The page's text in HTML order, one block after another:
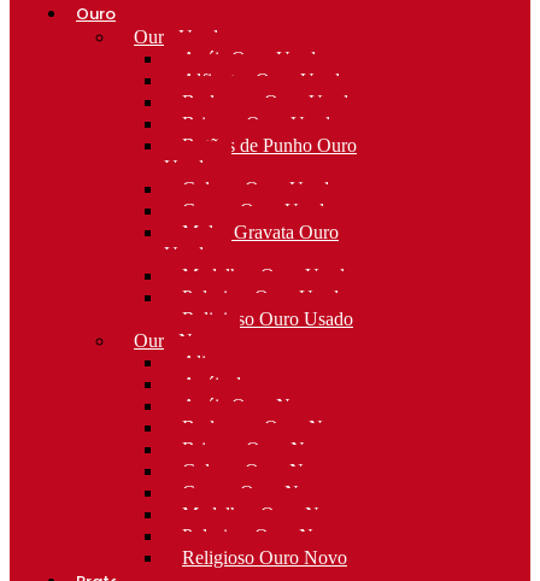
Ouro
Ouro Usado
Anéis Ouro Usado
Alfinetes Ouro Usado
Berloques Ouro Usado
Brincos Ouro Usado
Botões de Punho Ouro
Usado
Colares Ouro Usado
Cruzes Ouro Usado
Molas Gravata Ouro
Usado
Medalhas Ouro Usado
Pulseiras Ouro Usado
Religioso Ouro Usado
Ouro Novo
Alianças
Anéis de curso
Anéis Ouro Novo
Berloques Ouro Novo
Brincos Ouro Novo
Colares Ouro Novo
Cruzes Ouro Novo
Medalhas Ouro Novo
Pulseiras Ouro Novo
Religioso Ouro Novo